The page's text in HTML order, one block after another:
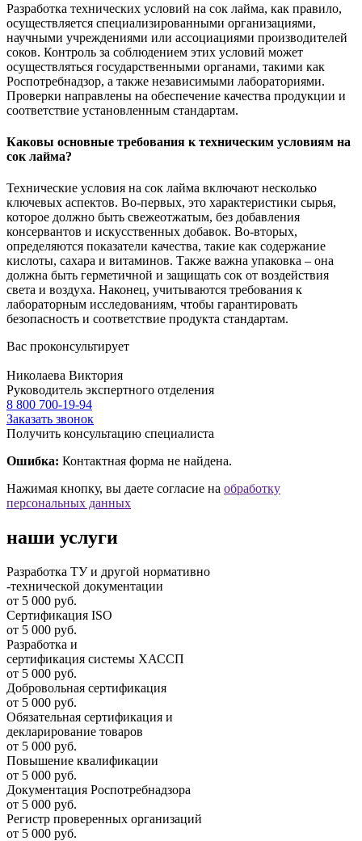
Разработка технических условий на сок лайма, как правило,
осуществляется специализированными организациями,
научными учреждениями или ассоциациями производителей
соков. Контроль за соблюдением этих условий может
осуществляться государственными органами, такими как
Роспотребнадзор, а также независимыми лабораториями.
Проверки направлены на обеспечение качества продукции и
соответствие установленным стандартам.
Каковы основные требования к техническим условиям на
сок лайма?
Технические условия на сок лайма включают несколько
ключевых аспектов. Во-первых, это характеристики сырья,
которое должно быть свежеотжатым, без добавления
консервантов и искусственных добавок. Во-вторых,
определяются показатели качества, такие как содержание
кислоты, сахара и витаминов. Также важна упаковка – она
должна быть герметичной и защищать сок от воздействия
света и воздуха. Наконец, учитываются требования к
лабораторным исследованиям, чтобы гарантировать
безопасность и соответствие продукта стандартам.
Вас проконсультирует
Николаева Виктория
Руководитель экспертного отделения
8 800 700-19-94
Заказать звонок
Получить консультацию специалиста
Ошибка: Контактная форма не найдена.
Нажимая кнопку, вы даете согласие на обработку
персональных данных
наши услуги
Разработка ТУ и другой нормативно
-технической документации
от 5 000 руб.
Сертификация ISO
от 5 000 руб.
Разработка и
cертификация системы ХАССП
от 5 000 руб.
Добровольная сертификация
от 5 000 руб.
Обязательная сертификация и
декларирование товаров
от 5 000 руб.
Повышение квалификации
от 5 000 руб.
Документация Роспотребнадзора
от 5 000 руб.
Регистр проверенных организаций
от 5 000 руб.